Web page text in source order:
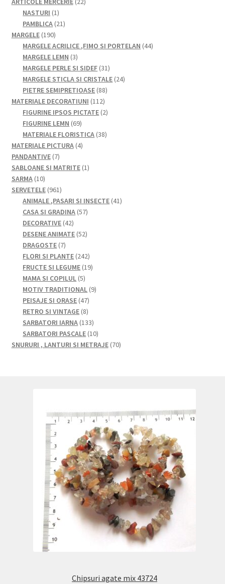
NASTURI 11
produs
PAMBLICA 2121
produse
MARGELE 190190
de
produse
MARGELE ACRILICE ,FIMO SI PORTELAN 4444
MARGELE LEMN 33
produse
MARGELE PERLE SI SIDEF 3131
de
MARGELE STICLA SI CRISTALE 2424
PIETRE SEMIPRETIOASE 8888
produse
MATERIALE DECORATIUNI 112112
produse
FIGURINE IPSOS PICTATE 22
FIGURINE LEMN 6969
de
produse
MATERIALE FLORISTICA 3838
MATERIALE PICTURA 44
PANDANTIVE 77
produse
SABLOANE SI MATRITE 11
SARMA 1010
produse
SERVETELE 961961
de
produse
ANIMALE ,PASARI SI INSECTE 4141
CASA SI GRADINA 5757
produse
DECORATIVE 4242
de
DESENE ANIMATE 5252
produse
DRAGOSTE 77
produse
FLORI SI PLANTE 242242
de
FRUCTE SI LEGUME 1919
MAMA SI COPILUL 55
produse
MOTIV TRADITIONAL 99
PEISAJE SI ORASE 4747
de
produse
RETRO SI VINTAGE 88
produse
SARBATORI IARNA 133133
de
produse
SARBATORI PASCALE 1010
produse
SNURURI , LANTURI SI METRAJE 7070
Chipsuri agate mix 43724